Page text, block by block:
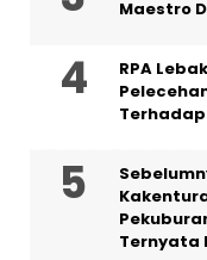
Maestro
RPA
Ternyata